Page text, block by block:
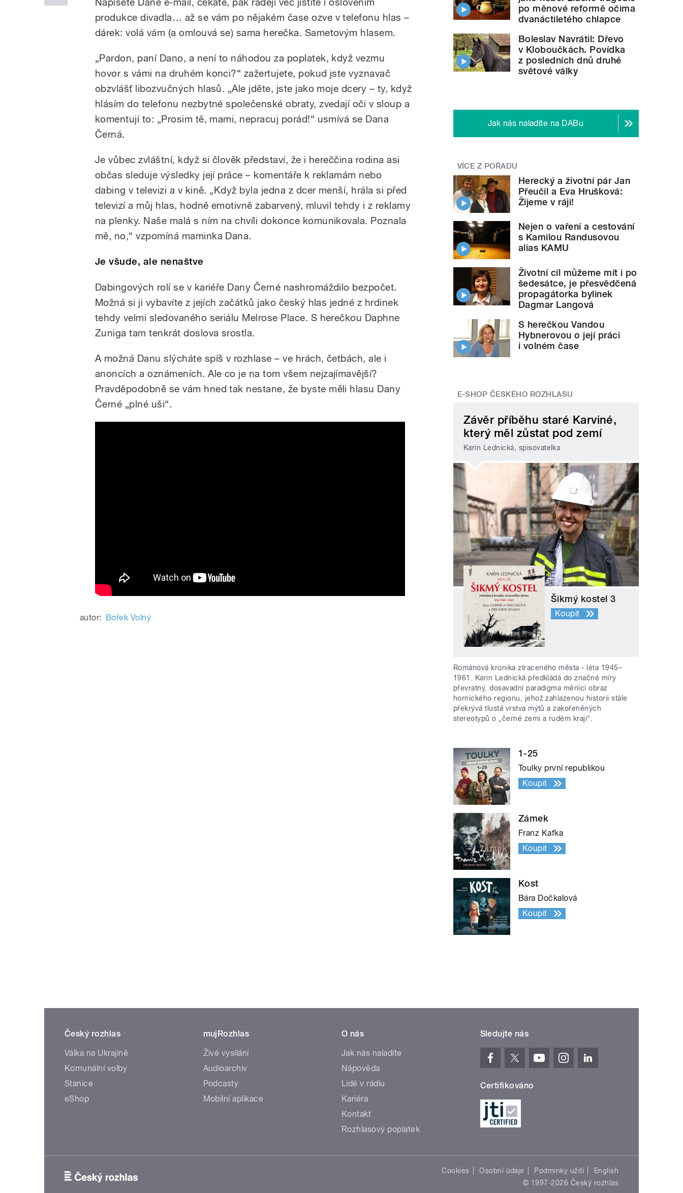
produkce divadla… až se vám po nějakém čase ozve v telefonu hlas –
dárek: volá vám (a omlouvá se) sama herečka. Sametovým hlasem.
„Pardon, paní Dano, a není to náhodou za poplatek, když vezmu
hovor s vámi na druhém konci?“ zažertujete, pokud jste vyznavač
obzvlášť libozvučných hlasů. „Ale jděte, jste jako moje dcery – ty, když
hlásím do telefonu nezbytné společenské obraty, zvedají oči v sloup a
komentují to: „Prosim tě, mami, nepracuj porád!“ usmívá se Dana
Černá.
Je vůbec zvláštní, když si člověk představí, že i hereččina rodina asi
občas sleduje výsledky její práce – komentáře k reklamám nebo
dabing v televizi a v kině. „Když byla jedna z dcer menší, hrála si před
televizí a můj hlas, hodně emotivně zabarvený, mluvil tehdy i z reklamy
na plenky. Naše malá s ním na chvíli dokonce komunikovala. Poznala
mě, no,“ vzpomíná maminka Dana.
Je všude, ale nenaštve
Dabingových rolí se v kariéře Dany Černé nashromáždilo bezpočet.
Možná si ji vybavíte z jejích začátků jako český hlas jedné z hrdinek
tehdy velmi sledovaného seriálu Melrose Place. S herečkou Daphne
Zuniga tam tenkrát doslova srostla.
A možná Danu slýcháte spíš v rozhlase – ve hrách, četbách, ale i
anoncích a oznámeních. Ale co je na tom všem nejzajímavější?
Pravděpodobně se vám hned tak nestane, že byste měli hlasu Dany
Černé „plné uši“.
autor: Bořek Volný
po měnové reformě očima
dvanáctiletého chlapce
Boleslav Navrátil: Dřevo
v Kloboučkách. Povídka
z posledních dnů druhé
světové války
Jak nás naladíte na DABu
VÍCE Z POŘADU
Herecký a životní pár Jan
Přeučil a Eva Hrušková:
Žijeme v ráji!
Nejen o vaření a cestování
s Kamilou Randusovou
alias KAMU
Životní cíl můžeme mít i po
šedesátce, je přesvědčená
propagátorka bylinek
Dagmar Langová
S herečkou Vandou
Hybnerovou o její práci
i volném čase
E-SHOP ČESKÉHO ROZHLASU
Závěr příběhu staré Karviné,
který měl zůstat pod zemí
Karin Lednická, spisovatelka
Šikmý kostel 3
Koupit
Románová kronika ztraceného města - léta 1945–
1961. Karin Lednická předkládá do značné míry
převratný, dosavadní paradigma měnící obraz
hornického regionu, jehož zahlazenou historii stále
překrývá tlustá vrstva mýtů a zakořeněných
stereotypů o „černé zemi a rudém kraji“.
1-25
Toulky první republikou
Koupit
Zámek
Franz Kafka
Koupit
Kost
Bára Dočkalová
Koupit
Český rozhlas
Válka na Ukrajině
Komunální volby
Stanice
eShop
mujRozhlas
Živé vysílání
Audioarchiv
Podcasty
Mobilní aplikace
O nás
Jak nás naladíte
Nápověda
Lidé v rádiu
Kariéra
Kontakt
Rozhlasový poplatek
Sledujte nás
Certifikováno
Cookies Osobní údaje Podmínky užití
English
© 1997-2026 Český rozhlas